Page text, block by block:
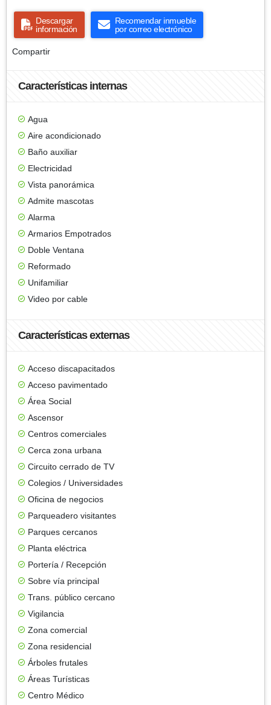
Descargar
información
Recomendar inmueble
por correo electrónico
Compartir
Características internas
Agua
Aire acondicionado
Baño auxiliar
Electricidad
Vista panorámica
Admite mascotas
Alarma
Armarios Empotrados
Doble Ventana
Reformado
Unifamiliar
Video por cable
Características externas
Acceso discapacitados
Acceso pavimentado
Área Social
Ascensor
Centros comerciales
Cerca zona urbana
Circuito cerrado de TV
Colegios / Universidades
Oficina de negocios
Parqueadero visitantes
Parques cercanos
Planta eléctrica
Portería / Recepción
Sobre vía principal
Trans. público cercano
Vigilancia
Zona comercial
Zona residencial
Árboles frutales
Áreas Turísticas
Centro Médico